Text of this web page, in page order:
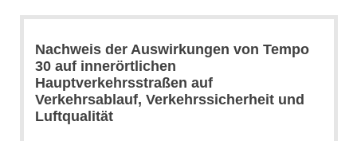
Nachweis der Auswirkungen von Tempo
30 auf innerörtlichen
Hauptverkehrsstraßen auf
Verkehrsablauf, Verkehrssicherheit und
Luftqualität